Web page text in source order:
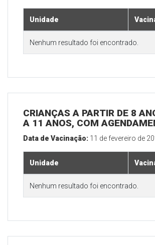
Unidade
Nenhum resultado foi encontrado.
CRIANÇAS A PARTIR DE 8
A 11 ANOS, COM
Data de Vacinação: 11 de fevereiro de
Unidade
Nenhum resultado foi encontrado.